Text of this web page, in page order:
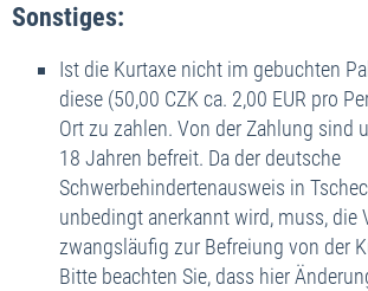
Sonstiges:
Ist die Kurtaxe nicht im gebuchten
diese (50,00 CZK ca. 2,00 EUR pro
Ort zu zahlen. Von der Zahlung sind
18 Jahren befreit. Da der deutsche
Schwerbehindertenausweis in
unbedingt anerkannt wird, muss, die
zwangsläufig zur Befreiung von der
Bitte beachten Sie, dass hier